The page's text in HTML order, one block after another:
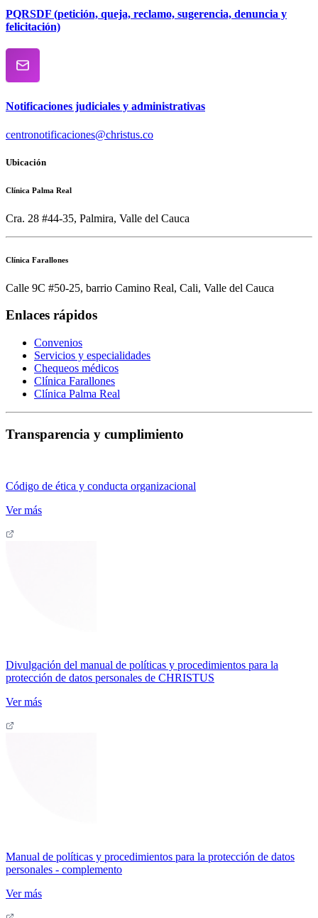
PQRSDF (petición, queja, reclamo, sugerencia, denuncia y
felicitación)
Notificaciones judiciales y administrativas
centronotificaciones@christus.co
Ubicación
Clínica Palma Real
Cra. 28 #44-35, Palmira, Valle del Cauca
Clínica Farallones
Calle 9C #50-25, barrio Camino Real, Cali, Valle del Cauca
Enlaces rápidos
Convenios
Servicios y especialidades
Chequeos médicos
Clínica Farallones
Clínica Palma Real
Transparencia y cumplimiento
Código de ética y conducta organizacional
Ver más
Divulgación del manual de políticas y procedimientos para la
protección de datos personales de CHRISTUS
Ver más
Manual de políticas y procedimientos para la protección de datos
personales - complemento
Ver más